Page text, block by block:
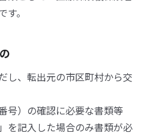
。
し、転出元の市区町村から交
号）の確認に必要な書類等
を記入した場合のみ書類が必